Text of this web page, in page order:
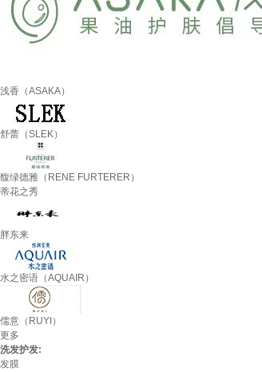
浅香（ASAKA）
舒蕾（SLEK）
馥绿德雅（RENE FURTERER）
蒂花之秀
胖东来
水之密语（AQUAIR）
儒意（RUYI）
更多
洗发护发:
发膜